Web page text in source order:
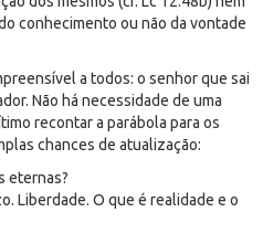
conhecimento ou não da vontade
a todos: o senhor que sai
Não há necessidade de uma
recontar a parábola para os
chances de atualização:
eternas?
Liberdade. O que é realidade e o